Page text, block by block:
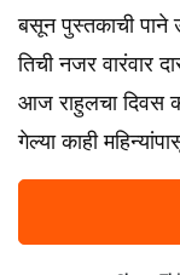
बसून पुस्तकाची पाने
तिची नजर वारंवार
आज राहुलचा दिवस
गेल्या काही